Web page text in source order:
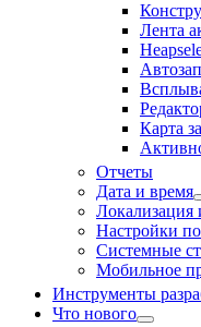
Лента
Карта
Отчeты
Дата и время
Локализация
Настройки
Системные
Мобильное
Инструменты
Что нового